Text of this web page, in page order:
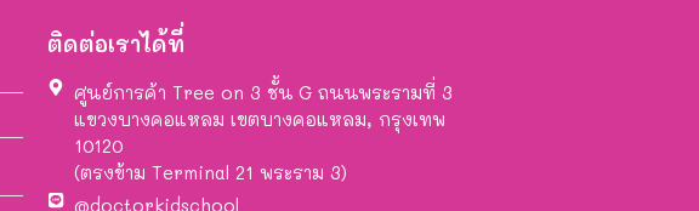
ติดต่อเราได้ที่
ศูนย์การค้า Tree on 3 ชั้น G ถนนพระรามที่ 3
แขวงบางคอแหลม เขตบางคอแหลม, กรุงเทพ
10120
(ตรงข้าม Terminal 21 พระราม 3)
@doctorkidschool